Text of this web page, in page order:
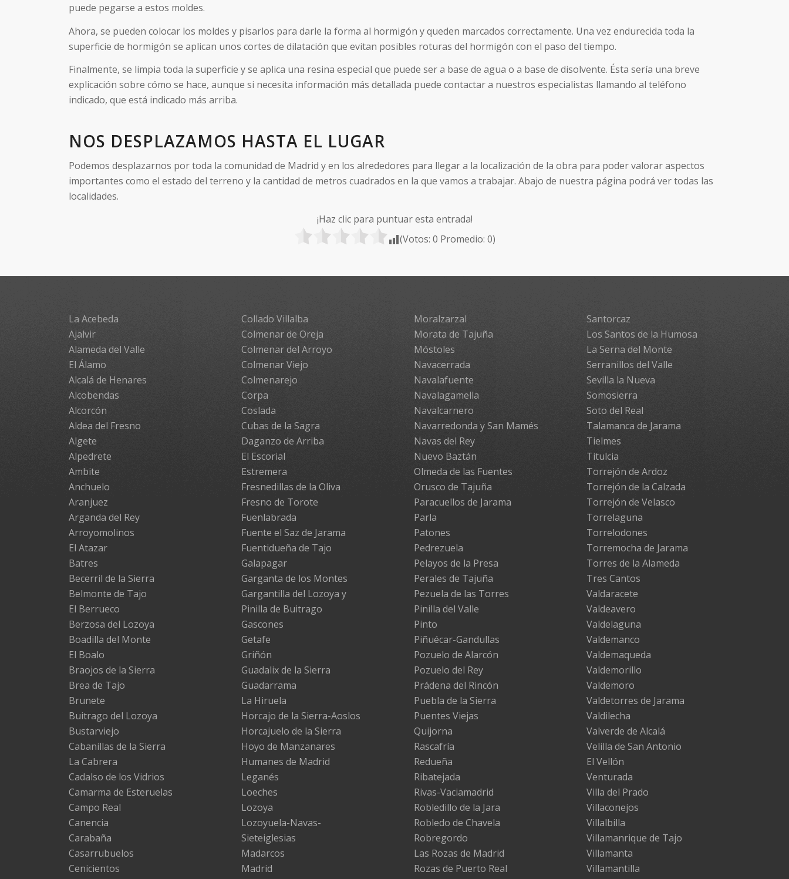
puede pegarse a estos moldes.
Ahora, se pueden colocar los moldes y pisarlos para darle la forma al hormigón y queden marcados correctamente. Una vez endurecida toda la
superficie de hormigón se aplican unos cortes de dilatación que evitan posibles roturas del hormigón con el paso del tiempo.
Finalmente, se limpia toda la superficie y se aplica una resina especial que puede ser a base de agua o a base de disolvente. Ésta sería una breve
explicación sobre cómo se hace, aunque si necesita información más detallada puede contactar a nuestros especialistas llamando al teléfono
indicado, que está indicado más arriba.
NOS DESPLAZAMOS HASTA EL LUGAR
Podemos desplazarnos por toda la comunidad de Madrid y en los alrededores para llegar a la localización de la obra para poder valorar aspectos
importantes como el estado del terreno y la cantidad de metros cuadrados en la que vamos a trabajar. Abajo de nuestra página podrá ver todas las
localidades.
¡Haz clic para puntuar esta entrada!
(Votos: 0 Promedio: 0)
La Acebeda
Ajalvir
Alameda del Valle
El Álamo
Alcalá de Henares
Alcobendas
Alcorcón
Aldea del Fresno
Algete
Alpedrete
Ambite
Anchuelo
Aranjuez
Arganda del Rey
Arroyomolinos
El Atazar
Batres
Becerril de la Sierra
Belmonte de Tajo
El Berrueco
Berzosa del Lozoya
Boadilla del Monte
El Boalo
Braojos de la Sierra
Brea de Tajo
Brunete
Buitrago del Lozoya
Bustarviejo
Cabanillas de la Sierra
La Cabrera
Cadalso de los Vidrios
Camarma de Esteruelas
Campo Real
Canencia
Carabaña
Casarrubuelos
Cenicientos
Collado Villalba
Colmenar de Oreja
Colmenar del Arroyo
Colmenar Viejo
Colmenarejo
Corpa
Coslada
Cubas de la Sagra
Daganzo de Arriba
El Escorial
Estremera
Fresnedillas de la Oliva
Fresno de Torote
Fuenlabrada
Fuente el Saz de Jarama
Fuentidueña de Tajo
Galapagar
Garganta de los Montes
Gargantilla del Lozoya y
Pinilla de Buitrago
Gascones
Getafe
Griñón
Guadalix de la Sierra
Guadarrama
La Hiruela
Horcajo de la Sierra-Aoslos
Horcajuelo de la Sierra
Hoyo de Manzanares
Humanes de Madrid
Leganés
Loeches
Lozoya
Lozoyuela-Navas-
Sieteiglesias
Madarcos
Madrid
Moralzarzal
Morata de Tajuña
Móstoles
Navacerrada
Navalafuente
Navalagamella
Navalcarnero
Navarredonda y San Mamés
Navas del Rey
Nuevo Baztán
Olmeda de las Fuentes
Orusco de Tajuña
Paracuellos de Jarama
Parla
Patones
Pedrezuela
Pelayos de la Presa
Perales de Tajuña
Pezuela de las Torres
Pinilla del Valle
Pinto
Piñuécar-Gandullas
Pozuelo de Alarcón
Pozuelo del Rey
Prádena del Rincón
Puebla de la Sierra
Puentes Viejas
Quijorna
Rascafría
Redueña
Ribatejada
Rivas-Vaciamadrid
Robledillo de la Jara
Robledo de Chavela
Robregordo
Las Rozas de Madrid
Rozas de Puerto Real
Santorcaz
Los Santos de la Humosa
La Serna del Monte
Serranillos del Valle
Sevilla la Nueva
Somosierra
Soto del Real
Talamanca de Jarama
Tielmes
Titulcia
Torrejón de Ardoz
Torrejón de la Calzada
Torrejón de Velasco
Torrelaguna
Torrelodones
Torremocha de Jarama
Torres de la Alameda
Tres Cantos
Valdaracete
Valdeavero
Valdelaguna
Valdemanco
Valdemaqueda
Valdemorillo
Valdemoro
Valdetorres de Jarama
Valdilecha
Valverde de Alcalá
Velilla de San Antonio
El Vellón
Venturada
Villa del Prado
Villaconejos
Villalbilla
Villamanrique de Tajo
Villamanta
Villamantilla